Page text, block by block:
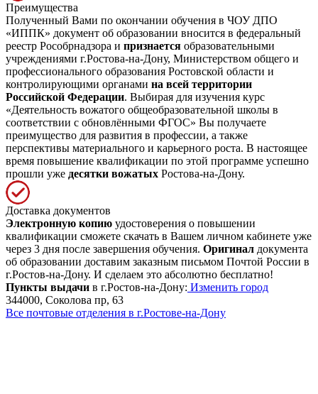
Преимущества
Полученный Вами по окончании обучения в ЧОУ ДПО
«ИППК» документ об образовании вносится в федеральный
реестр Рособрнадзора и признается образовательными
учреждениями г.Ростова-на-Дону, Министерством общего и
профессионального образования Ростовской области и
контролирующими органами на всей территории
Российской Федерации. Выбирая для изучения курс
«Деятельность вожатого общеобразовательной школы в
соответствии с обновлёнными ФГОС» Вы получаете
преимущество для развития в профессии, а также
перспективы материального и карьерного роста. В настоящее
время повышение квалификации по этой программе успешно
прошли уже десятки вожатых Ростова-на-Дону.
Доставка документов
Электронную копию удостоверения о повышении
квалификации сможете скачать в Вашем личном кабинете уже
через 3 дня после завершения обучения. Оригинал документа
об образовании доставим заказным письмом Почтой России в
г.Ростов-на-Дону. И сделаем это абсолютно бесплатно!
Пункты выдачи в г.Ростов-на-Дону: Изменить город
344000, Соколова пр, 63
Все почтовые отделения в г.Ростове-на-Дону